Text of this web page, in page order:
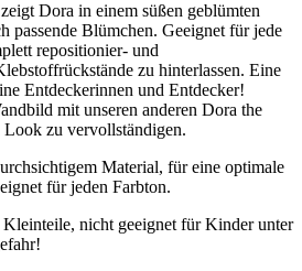
Dora in einem süßen geblümten
passende Blümchen. Geeignet für jede
repositionier- und
zu hinterlassen. Eine
Entdeckerinnen und Entdecker!
mit unseren anderen Dora the
zu vervollständigen.
Material, für eine optimale
für jeden Farbton.
Kleinteile, nicht geeignet für Kinder unter